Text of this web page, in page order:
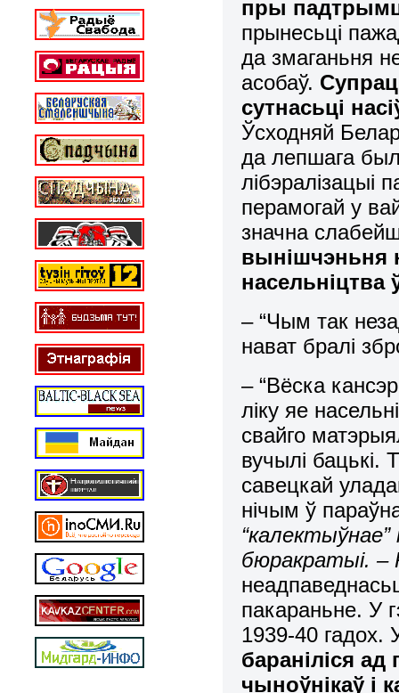
пры
прынесьці
да змаганьня
асобаў.
сутнасьці
Ўсходняй
да лепшага
лібэралізацыі
перамогай у
значна
вынішчэньня
насельніцтва
– “Чым так
нават бралі
– “Вёска
ліку яе
свайго
вучылі
савецкай
нічым ў
бюракратыі. –
пакараньне. У
1939-40 гадох.
бараніліся ад
чыноўнікаў і